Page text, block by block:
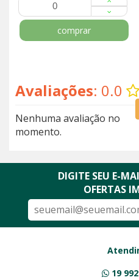
comprar
Avaliações: 0.0
Nenhuma avaliação no
momento.
DIGITE SEU E-
OFERTAS
19